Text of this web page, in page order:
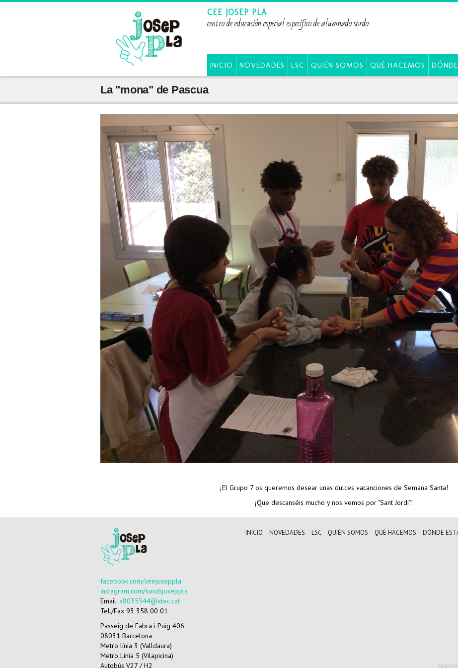
CEE JOSEP PLA
centro de educación especial específico de alumnado sordo
INICIO NOVEDADES LSC QUIÉN SOMOS QUÉ HACEMOS
La "mona" de Pascua
¡El Grupo 7 os queremos desear unas dulces vacanciones de Semana Santa!
¡Que descanséis mucho y nos vemos por "Sant Jordi"!
facebook.com/ceejoseppla
instagram.com/sordsjoseppla
Email: a8035544@xtec.cat
Tel./Fax 93 358 00 01
Passeig de Fabra i Puig 406
08031 Barcelona
Metro línia 3 (Valldaura)
Metro Línia 5 (Vilapicina)
Autobús V27 / H2
INICIO NOVEDADES LSC QUIÉN SOMOS QUÉ HACEMOS DÓNDE